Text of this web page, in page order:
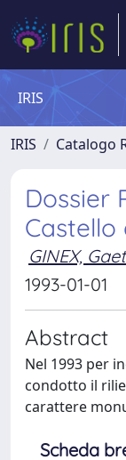
IRIS
IRIS Catalogo
Dossier
Castello
GINEX,
1993-01-01
Abstract
Nel 1993 per
condotto il
carattere
Scheda